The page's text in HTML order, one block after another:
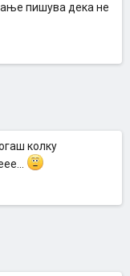
пишува дека не
колку